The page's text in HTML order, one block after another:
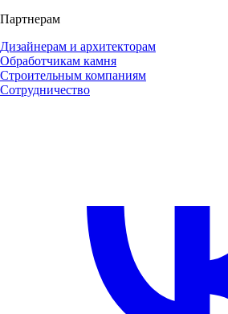
Партнерам
Дизайнерам и архитекторам
Обработчикам камня
Строительным компаниям
Сотрудничество